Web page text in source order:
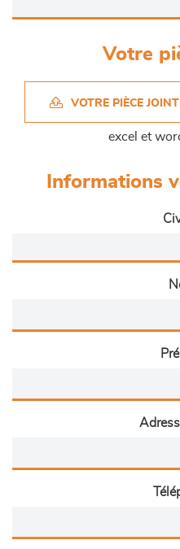
Votre
VOTRE PIÈCE
excel et
Informations